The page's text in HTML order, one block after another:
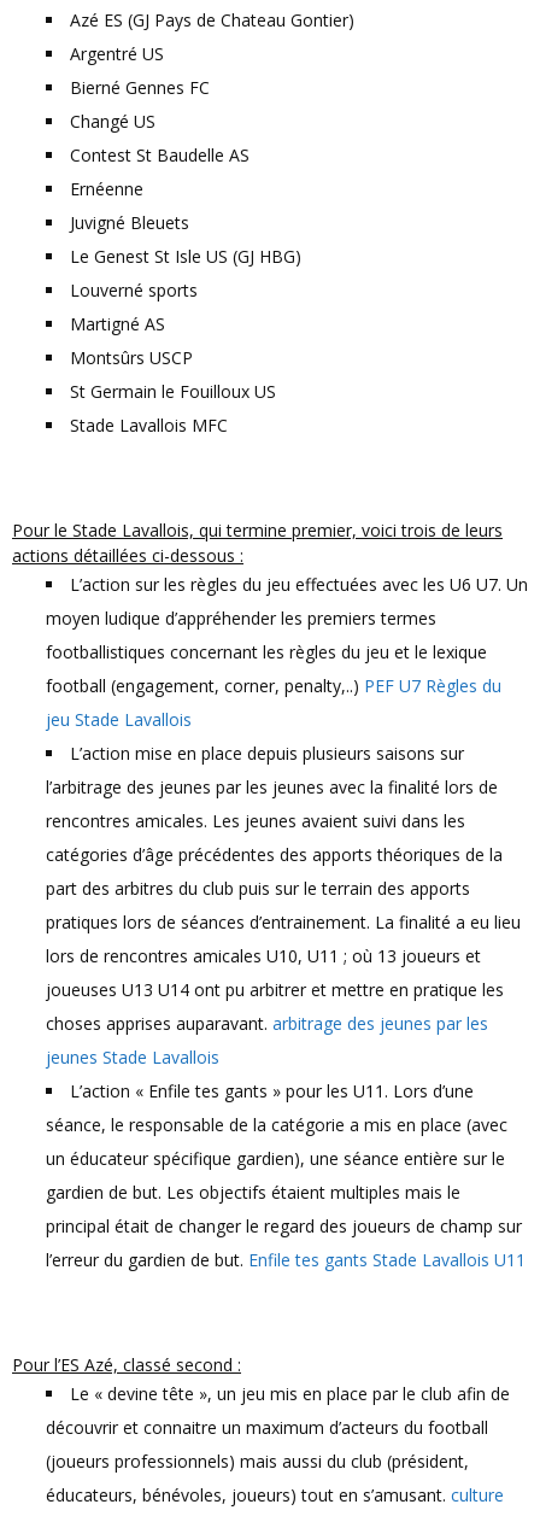
Azé ES (GJ Pays de Chateau Gontier)
Argentré US
Bierné Gennes FC
Changé US
Contest St Baudelle AS
Ernéenne
Juvigné Bleuets
Le Genest St Isle US (GJ HBG)
Louverné sports
Martigné AS
Montsûrs USCP
St Germain le Fouilloux US
Stade Lavallois MFC
Pour le Stade Lavallois, qui termine premier, voici trois de leurs
actions détaillées ci-dessous :
L’action sur les règles du jeu effectuées avec les U6 U7. Un
moyen ludique d’appréhender les premiers termes
footballistiques concernant les règles du jeu et le lexique
football (engagement, corner, penalty,..) PEF U7 Règles du
jeu Stade Lavallois
L’action mise en place depuis plusieurs saisons sur
l’arbitrage des jeunes par les jeunes avec la finalité lors de
rencontres amicales. Les jeunes avaient suivi dans les
catégories d’âge précédentes des apports théoriques de la
part des arbitres du club puis sur le terrain des apports
pratiques lors de séances d’entrainement. La finalité a eu lieu
lors de rencontres amicales U10, U11 ; où 13 joueurs et
joueuses U13 U14 ont pu arbitrer et mettre en pratique les
choses apprises auparavant. arbitrage des jeunes par les
jeunes Stade Lavallois
L’action « Enfile tes gants » pour les U11. Lors d’une
séance, le responsable de la catégorie a mis en place (avec
un éducateur spécifique gardien), une séance entière sur le
gardien de but. Les objectifs étaient multiples mais le
principal était de changer le regard des joueurs de champ sur
l’erreur du gardien de but. Enfile tes gants Stade Lavallois U11
Pour l’ES Azé, classé second :
Le « devine tête », un jeu mis en place par le club afin de
découvrir et connaitre un maximum d’acteurs du football
(joueurs professionnels) mais aussi du club (président,
éducateurs, bénévoles, joueurs) tout en s’amusant. culture